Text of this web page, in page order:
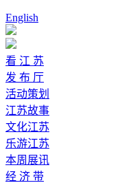
English
看 江 苏
发 布 厅
活动策划
江苏故事
文化江苏
乐游江苏
本周展讯
经 济 带